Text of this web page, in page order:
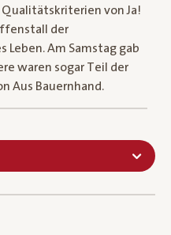
Qualitätskriterien von Ja!
der
Leben. Am Samstag gab
waren sogar Teil der
Aus Bauernhand.